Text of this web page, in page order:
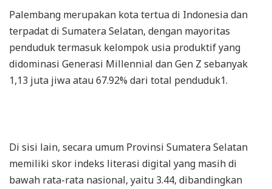
Palembang merupakan kota tertua di Indonesia dan
terpadat di Sumatera Selatan, dengan mayoritas
penduduk termasuk kelompok usia produktif yang
didominasi Generasi Millennial dan Gen Z sebanyak
1,13 juta jiwa atau 67.92% dari total penduduk1.
Di sisi lain, secara umum Provinsi Sumatera Selatan
memiliki skor indeks literasi digital yang masih di
bawah rata-rata nasional, yaitu 3.44, dibandingkan